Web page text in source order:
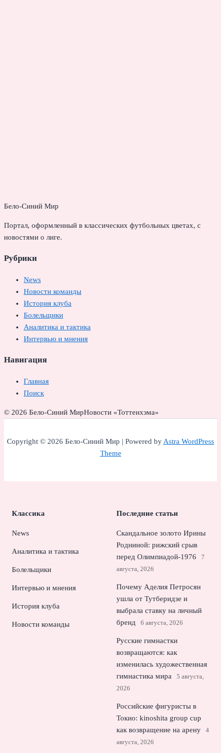
Бело-Синий Мир
Портал, оформленный в классических футбольных цветах, с
новостями о лиге.
Рубрики
News
Новости команды
История клуба
Болельщики
Аналитика и тактика
Интервью и мнения
Навигация
Главная
Поиск
© 2026 Бело-Синий МирНовости «Тоттенхэма»
Copyright © 2026 Бело-Синий Мир | Powered byAstra WordPress
Theme
Классика
News
Аналитика и тактика
Болельщики
Интервью и мнения
История клуба
Новости команды
Последние статьи
Скандальное золото Ирины
Родниной: рижский срыв
перед Олимпиадой‑1976
7
августа, 2026
Почему Аделия Петросян
ушла от Тутберидзе и
выбрала ставку на личный
бренд
6 августа, 2026
Русские гимнастки
возвращаются: как
изменилась художественная
гимнастика мира
5 августа,
2026
Российские фигуристы в
Токио: kinoshita group cup
как возвращение на арену
4
августа, 2026